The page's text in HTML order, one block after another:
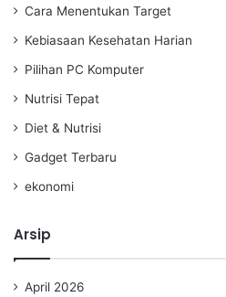
Cara Menentukan Target
Kebiasaan Kesehatan Harian
Pilihan PC Komputer
Nutrisi Tepat
Diet & Nutrisi
Gadget Terbaru
ekonomi
Arsip
April 2026